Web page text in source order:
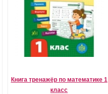
Книга тренажёр по математике 1
класс